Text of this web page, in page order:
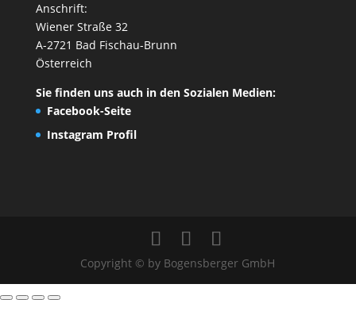
Anschrift:
Wiener Straße 32
A-2721 Bad Fischau-Brunn
Österreich
Sie finden uns auch in den Sozialen Medien:
Facebook-Seite
Instagram Profil
Copyright © by Bogensberger GmbH